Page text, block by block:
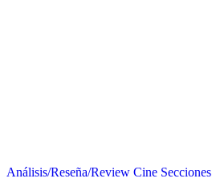
Análisis/Reseña/Review Cine Secciones